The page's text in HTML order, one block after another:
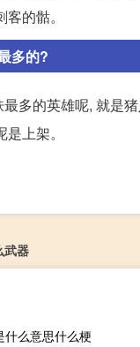
的骷。
多的?
多的英雄呢, 就是
上架。
武器
么意思什么梗